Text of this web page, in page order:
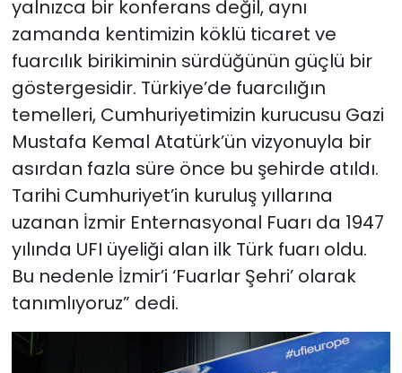
yalnızca bir konferans değil, aynı
zamanda kentimizin köklü ticaret ve
fuarcılık birikiminin sürdüğünün güçlü bir
göstergesidir. Türkiye’de fuarcılığın
temelleri, Cumhuriyetimizin kurucusu Gazi
Mustafa Kemal Atatürk’ün vizyonuyla bir
asırdan fazla süre önce bu şehirde atıldı.
Tarihi Cumhuriyet’in kuruluş yıllarına
uzanan İzmir Enternasyonal Fuarı da 1947
yılında UFI üyeliği alan ilk Türk fuarı oldu.
Bu nedenle İzmir’i ‘Fuarlar Şehri’ olarak
tanımlıyoruz” dedi.